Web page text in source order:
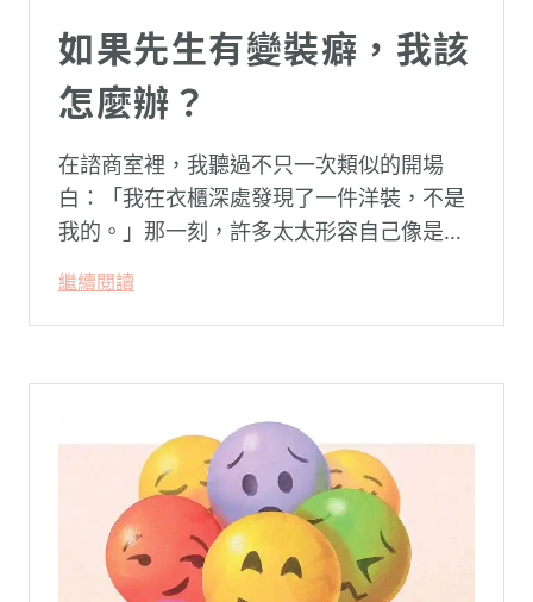
如果先生有變裝癖，我該
怎麼辦？
在諮商室裡，我聽過不只一次類似的開場
白：「我在衣櫃深處發現了一件洋裝，不是
我的。」那一刻，許多太太形容自己像是踩
陌生。
繼續閱讀